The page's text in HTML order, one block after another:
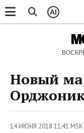
AI
Новый
14 ИЮНЯ 2018 11:41 MSK